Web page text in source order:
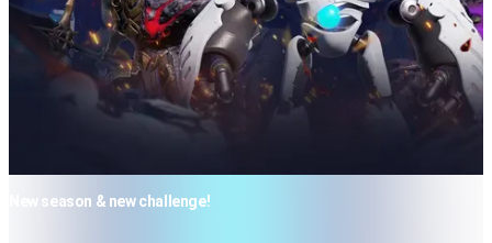
New season & new challenge!